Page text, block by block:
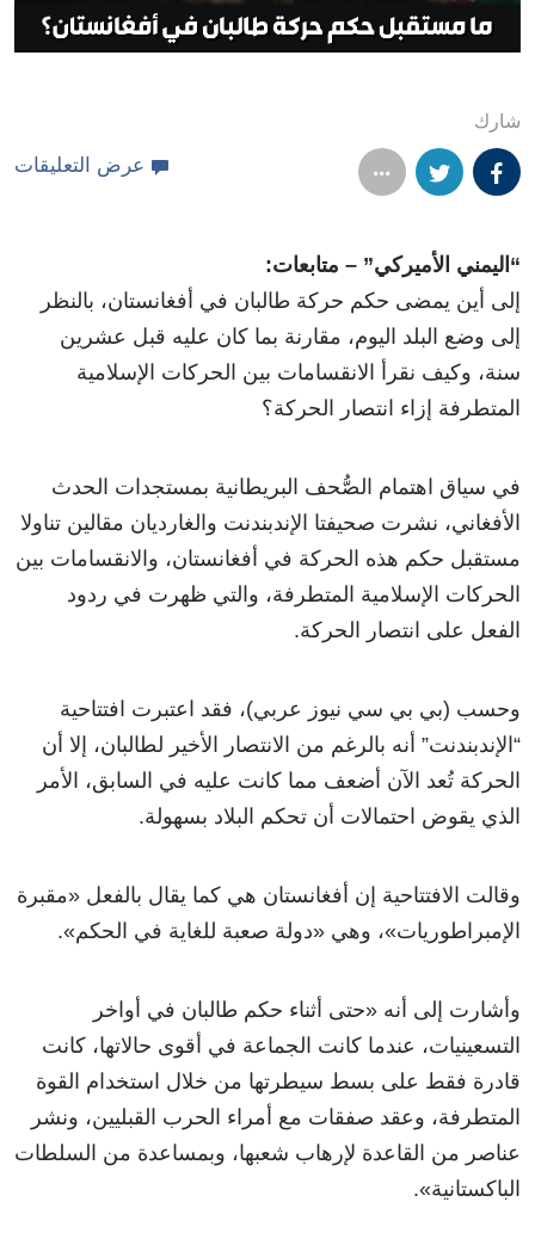
شارك
عرض التعليقات
“اليمني الأميركي” – متابعات:
إلى أين يمضى حكم حركة طالبان في أفغانستان، بالنظر
إلى وضع البلد اليوم، مقارنة بما كان عليه قبل عشرين
سنة، وكيف نقرأ الانقسامات بين الحركات الإسلامية
المتطرفة إزاء انتصار الحركة؟
في سياق اهتمام الصُّحف البريطانية بمستجدات الحدث
الأفغاني، نشرت صحيفتا الإندبندنت والغارديان مقالين تناولا
مستقبل حكم هذه الحركة في أفغانستان، والانقسامات بين
الحركات الإسلامية المتطرفة، والتي ظهرت في ردود
الفعل على انتصار الحركة.
وحسب (بي بي سي نيوز عربي)، فقد اعتبرت افتتاحية
“الإندبندنت” أنه بالرغم من الانتصار الأخير لطالبان، إلا أن
الحركة تُعد الآن أضعف مما كانت عليه في السابق، الأمر
الذي يقوض احتمالات أن تحكم البلاد بسهولة.
وقالت الافتتاحية إن أفغانستان هي كما يقال بالفعل «مقبرة
الإمبراطوريات»، وهي «دولة صعبة للغاية في الحكم»
.
وأشارت إلى أنه «حتى أثناء حكم طالبان في أواخر
التسعينيات، عندما كانت الجماعة في أقوى حالاتها، كانت
قادرة فقط على بسط سيطرتها من خلال استخدام القوة
المتطرفة، وعقد صفقات مع أمراء الحرب القبليين، ونشر
عناصر من القاعدة لإرهاب شعبها، وبمساعدة من السلطات
الباكستانية»
.